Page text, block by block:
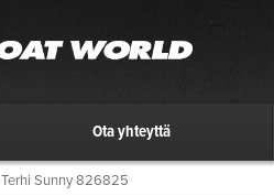
Ota yhteyttä
Terhi Sunny 826825